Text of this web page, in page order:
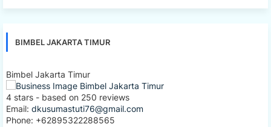
BIMBEL JAKARTA TIMUR
Bimbel Jakarta Timur
4 stars - based on 250 reviews
Email: dkusumastuti76@gmail.com
Phone: +62895322288565